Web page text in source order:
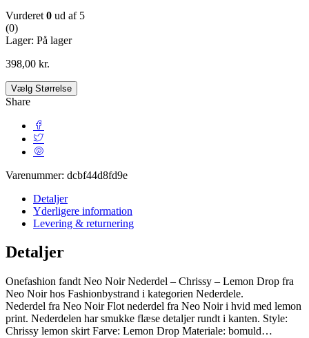
Vurderet 0 ud af 5
(0)
Lager: På lager
398,00 kr.
Vælg Størrelse
Share
Varenummer: dcbf44d8fd9e
Detaljer
Yderligere information
Levering & returnering
Detaljer
Onefashion fandt Neo Noir Nederdel – Chrissy – Lemon Drop fra
Neo Noir hos Fashionbystrand i kategorien Nederdele.
Nederdel fra Neo Noir Flot nederdel fra Neo Noir i hvid med lemon
print. Nederdelen har smukke flæse detaljer rundt i kanten. Style:
Chrissy lemon skirt Farve: Lemon Drop Materiale: bomuld…